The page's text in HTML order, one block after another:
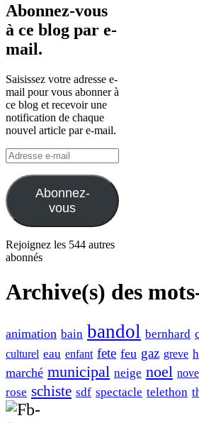
Abonnez-vous
à ce blog par e-
mail.
Saisissez votre adresse e-
mail pour vous abonner à
ce blog et recevoir une
notification de chaque
nouvel article par e-mail.
Adresse
e-
mail
Abonnez-
vous
Rejoignez les 544 autres
abonnés
Archive(s) des
animation bain bandol bernhard
culturel eau enfant fete feu gaz greve
marché municipal neige noel
rose schiste sdf spectacle telethon